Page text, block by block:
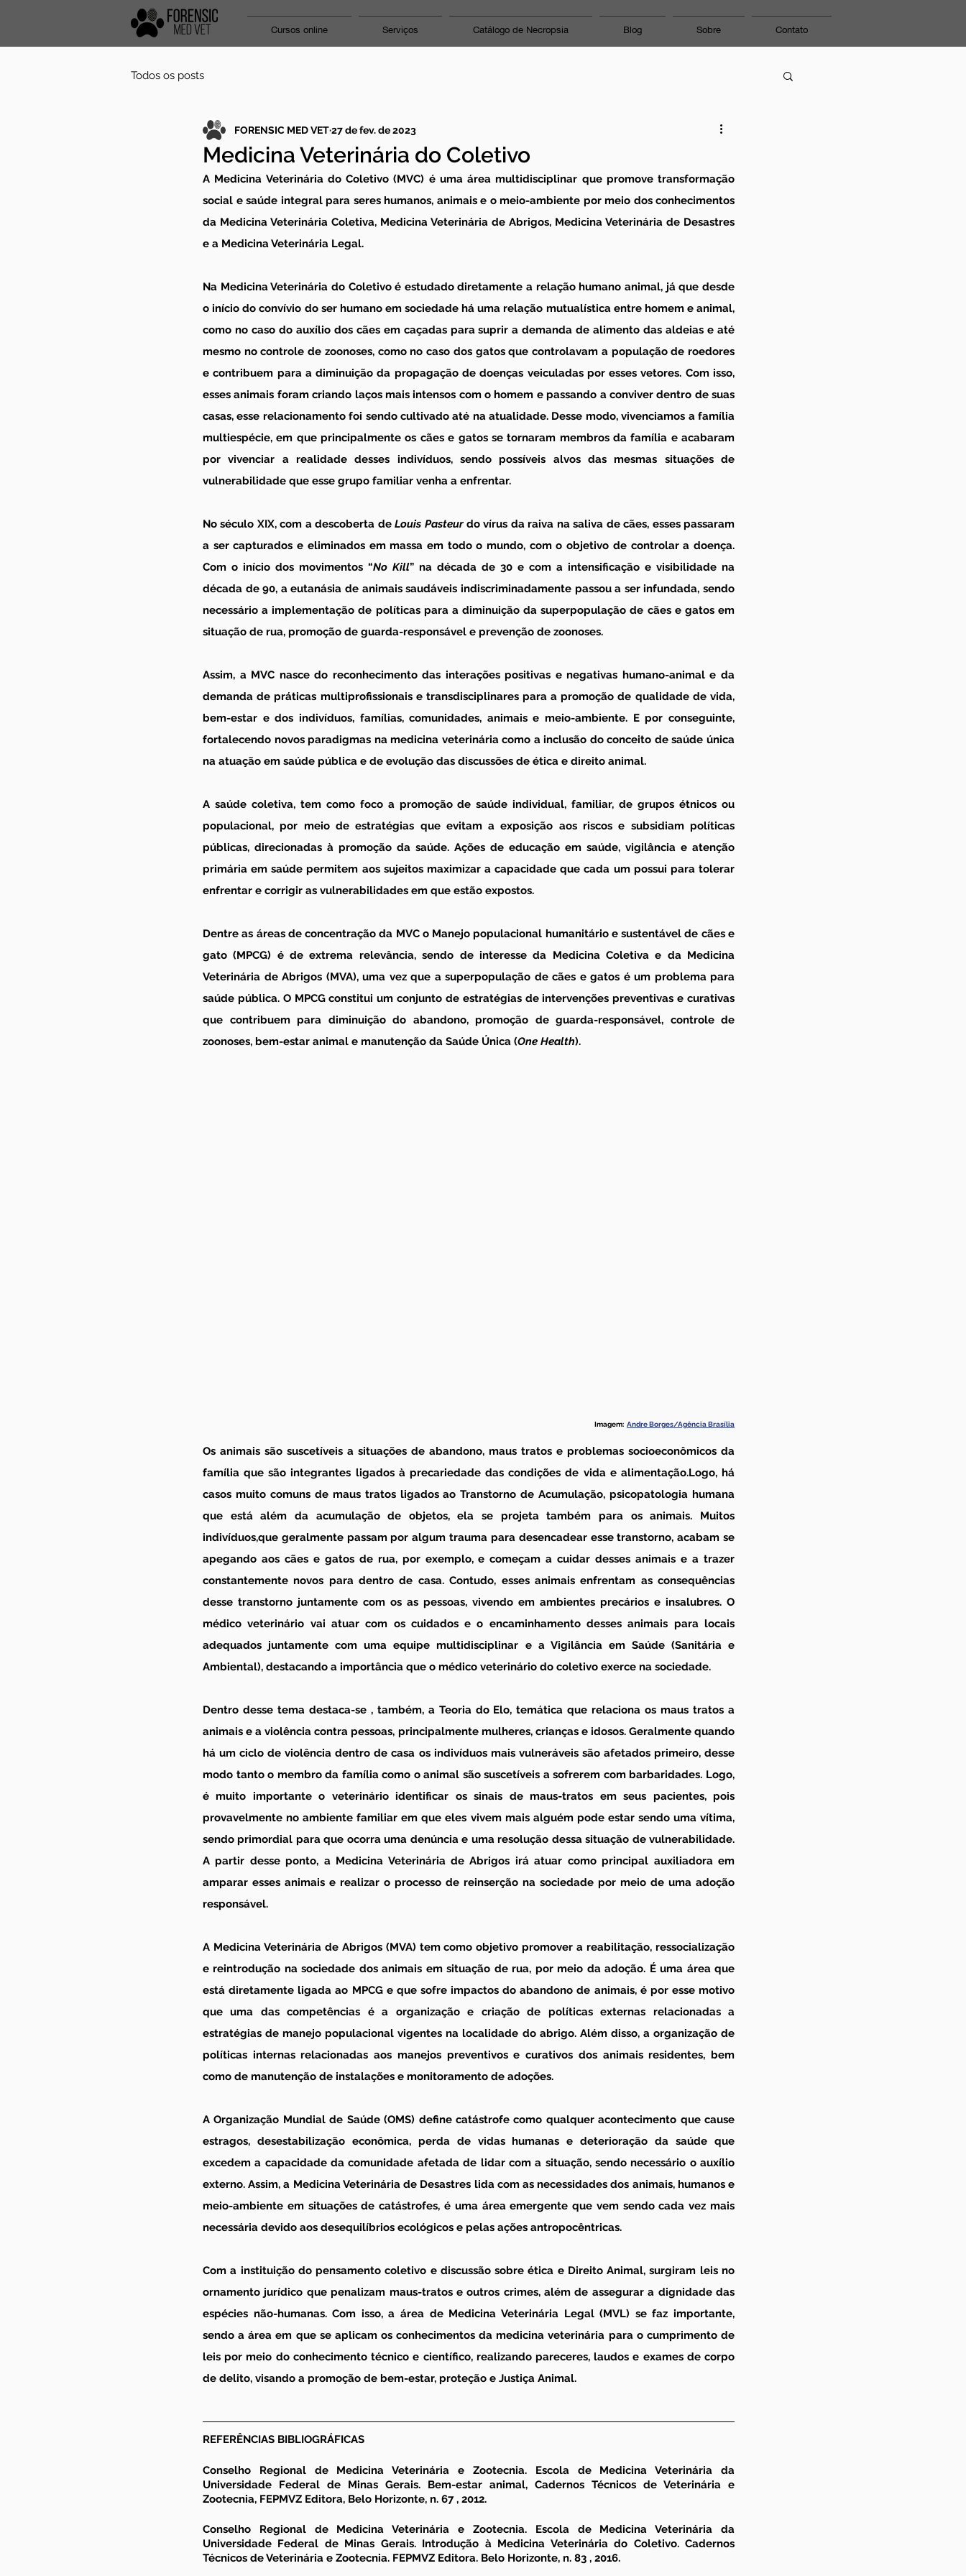
Cursos online Serviços Catálogo de Necropsia Blog Sobre Contato
Todos os posts
Medicina Veterinária do Coletivo
FORENSIC MED VET27 de fev. de 2023
A Medicina Veterinária do Coletivo (MVC) é uma área multidisciplinar que promove transformação
social e saúde integral para seres humanos, animais e o meio-ambiente por meio dos conhecimentos
da Medicina Veterinária Coletiva, Medicina Veterinária de Abrigos, Medicina Veterinária de Desastres
e a Medicina Veterinária Legal.
Na Medicina Veterinária do Coletivo é estudado diretamente a relação humano animal, já que desde
o início do convívio do ser humano em sociedade há uma relação mutualística entre homem e animal,
como no caso do auxílio dos cães em caçadas para suprir a demanda de alimento das aldeias e até
mesmo no controle de zoonoses, como no caso dos gatos que controlavam a população de roedores
e contribuem para a diminuição da propagação de doenças veiculadas por esses vetores. Com isso,
esses animais foram criando laços mais intensos com o homem e passando a conviver dentro de suas
casas, esse relacionamento foi sendo cultivado até na atualidade. Desse modo, vivenciamos a família
multiespécie, em que principalmente os cães e gatos se tornaram membros da família e acabaram
por vivenciar a realidade desses indivíduos, sendo possíveis alvos das mesmas situações de
vulnerabilidade que esse grupo familiar venha a enfrentar.
No século XIX, com a descoberta de Louis Pasteur do vírus da raiva na saliva de cães, esses passaram
a ser capturados e eliminados em massa em todo o mundo, com o objetivo de controlar a doença.
Com o início dos movimentos “No Kill” na década de 30 e com a intensificação e visibilidade na
década de 90, a eutanásia de animais saudáveis indiscriminadamente passou a ser infundada, sendo
necessário a implementação de políticas para a diminuição da superpopulação de cães e gatos em
situação de rua, promoção de guarda-responsável e prevenção de zoonoses.
Assim, a MVC nasce do reconhecimento das interações positivas e negativas humano-animal e da
demanda de práticas multiprofissionais e transdisciplinares para a promoção de qualidade de vida,
bem-estar e dos indivíduos, famílias, comunidades, animais e meio-ambiente. E por conseguinte,
fortalecendo novos paradigmas na medicina veterinária como a inclusão do conceito de saúde única
na atuação em saúde pública e de evolução das discussões de ética e direito animal.
A saúde coletiva, tem como foco a promoção de saúde individual, familiar, de grupos étnicos ou
populacional, por meio de estratégias que evitam a exposição aos riscos e subsidiam políticas
públicas, direcionadas à promoção da saúde. Ações de educação em saúde, vigilância e atenção
primária em saúde permitem aos sujeitos maximizar a capacidade que cada um possui para tolerar
enfrentar e corrigir as vulnerabilidades em que estão expostos.
Dentre as áreas de concentração da MVC o Manejo populacional humanitário e sustentável de cães e
gato (MPCG) é de extrema relevância, sendo de interesse da Medicina Coletiva e da Medicina
Veterinária de Abrigos (MVA), uma vez que a superpopulação de cães e gatos é um problema para
saúde pública. O MPCG constitui um conjunto de estratégias de intervenções preventivas e curativas
que contribuem para diminuição do abandono, promoção de guarda-responsável, controle de
zoonoses, bem-estar animal e manutenção da Saúde Única (One Health).
Imagem: Andre Borges/Agência Brasília
Os animais são suscetíveis a situações de abandono, maus tratos e problemas socioeconômicos da
família que são integrantes ligados à precariedade das condições de vida e alimentação.Logo, há
casos muito comuns de maus tratos ligados ao Transtorno de Acumulação, psicopatologia humana
que está além da acumulação de objetos, ela se projeta também para os animais. Muitos
indivíduos,que geralmente passam por algum trauma para desencadear esse transtorno, acabam se
apegando aos cães e gatos de rua, por exemplo, e começam a cuidar desses animais e a trazer
constantemente novos para dentro de casa. Contudo, esses animais enfrentam as consequências
desse transtorno juntamente com os as pessoas, vivendo em ambientes precários e insalubres. O
médico veterinário vai atuar com os cuidados e o encaminhamento desses animais para locais
adequados juntamente com uma equipe multidisciplinar e a Vigilância em Saúde (Sanitária e
Ambiental), destacando a importância que o médico veterinário do coletivo exerce na sociedade.
Dentro desse tema destaca-se , também, a Teoria do Elo, temática que relaciona os maus tratos a
animais e a violência contra pessoas, principalmente mulheres, crianças e idosos. Geralmente quando
há um ciclo de violência dentro de casa os indivíduos mais vulneráveis são afetados primeiro, desse
modo tanto o membro da família como o animal são suscetíveis a sofrerem com barbaridades. Logo,
é muito importante o veterinário identificar os sinais de maus-tratos em seus pacientes, pois
provavelmente no ambiente familiar em que eles vivem mais alguém pode estar sendo uma vítima,
sendo primordial para que ocorra uma denúncia e uma resolução dessa situação de vulnerabilidade.
A partir desse ponto, a Medicina Veterinária de Abrigos irá atuar como principal auxiliadora em
amparar esses animais e realizar o processo de reinserção na sociedade por meio de uma adoção
responsável.
A Medicina Veterinária de Abrigos (MVA) tem como objetivo promover a reabilitação, ressocialização
e reintrodução na sociedade dos animais em situação de rua, por meio da adoção. É uma área que
está diretamente ligada ao MPCG e que sofre impactos do abandono de animais, é por esse motivo
que uma das competências é a organização e criação de políticas externas relacionadas a
estratégias de manejo populacional vigentes na localidade do abrigo. Além disso, a organização de
políticas internas relacionadas aos manejos preventivos e curativos dos animais residentes, bem
como de manutenção de instalações e monitoramento de adoções.
A Organização Mundial de Saúde (OMS) define catástrofe como qualquer acontecimento que cause
estragos, desestabilização econômica, perda de vidas humanas e deterioração da saúde que
excedem a capacidade da comunidade afetada de lidar com a situação, sendo necessário o auxílio
externo. Assim, a Medicina Veterinária de Desastres lida com as necessidades dos animais, humanos e
meio-ambiente em situações de catástrofes, é uma área emergente que vem sendo cada vez mais
necessária devido aos desequilíbrios ecológicos e pelas ações antropocêntricas.
Com a instituição do pensamento coletivo e discussão sobre ética e Direito Animal, surgiram leis no
ornamento jurídico que penalizam maus-tratos e outros crimes, além de assegurar a dignidade das
espécies não-humanas. Com isso, a área de Medicina Veterinária Legal (MVL) se faz importante,
sendo a área em que se aplicam os conhecimentos da medicina veterinária para o cumprimento de
leis por meio do conhecimento técnico e científico, realizando pareceres, laudos e exames de corpo
de delito, visando a promoção de bem-estar, proteção e Justiça Animal.
REFERÊNCIAS BIBLIOGRÁFICAS
Conselho Regional de Medicina Veterinária e Zootecnia. Escola de Medicina Veterinária da
Universidade Federal de Minas Gerais. Bem-estar animal, Cadernos Técnicos de Veterinária e
Zootecnia, FEPMVZ Editora, Belo Horizonte, n. 67 , 2012.
Conselho Regional de Medicina Veterinária e Zootecnia. Escola de Medicina Veterinária da
Universidade Federal de Minas Gerais. Introdução à Medicina Veterinária do Coletivo. Cadernos
Técnicos de Veterinária e Zootecnia. FEPMVZ Editora. Belo Horizonte, n. 83 , 2016.